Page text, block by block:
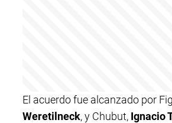
El acuerdo fue alcanzado por
Weretilneck, y Chubut, Ignacio